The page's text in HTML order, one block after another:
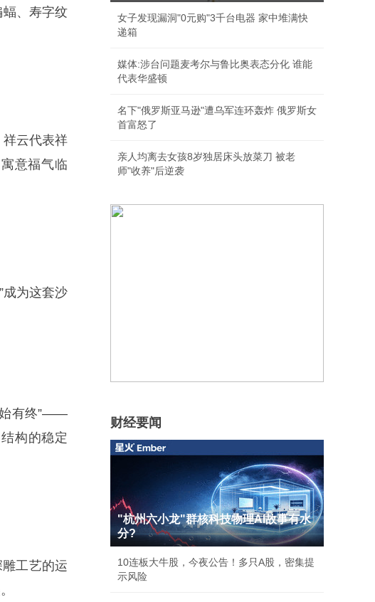
蝠、寿字纹
云代表祥
意福气临
成为这套沙
始有终”——
构的稳定
工艺的运
女子发现漏洞"0元购"3千台电器 家中堆满快
递箱
媒体:涉台问题麦考尔与鲁比奥表态分化 谁能
代表华盛顿
名下"俄罗斯亚马逊"遭乌军连环轰炸 俄罗斯女
首富怒了
亲人均离去女孩8岁独居床头放菜刀 被老
师"收养"后逆袭
财经要闻
"杭州六小龙"群核科技物理AI故事有水
分?
10连板大牛股，今夜公告！多只A股，密集提
示风险